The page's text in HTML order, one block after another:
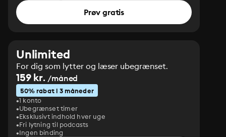
Prøv gratis
Unlimited
For dig som lytter og læser ubegrænset.
159 kr. /måned
50% rabat i 3 måneder
1 konto
Ubegrænset timer
Eksklusivt indhold hver uge
Fri lytning til podcasts
Ingen binding